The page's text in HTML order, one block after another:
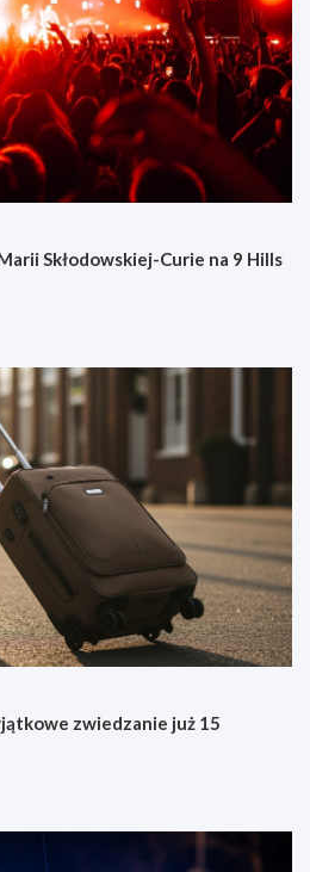
Skłodowskiej-Curie na 9 Hills
zwiedzanie już 15